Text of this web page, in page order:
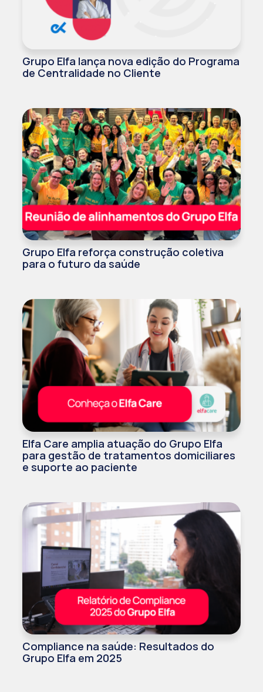
Grupo Elfa lança nova edição do Programa
de Centralidade no Cliente
Grupo Elfa reforça construção coletiva
para o futuro da saúde
Elfa Care amplia atuação do Grupo Elfa
para gestão de tratamentos domiciliares
e suporte ao paciente
Compliance na saúde: Resultados do
Grupo Elfa em 2025